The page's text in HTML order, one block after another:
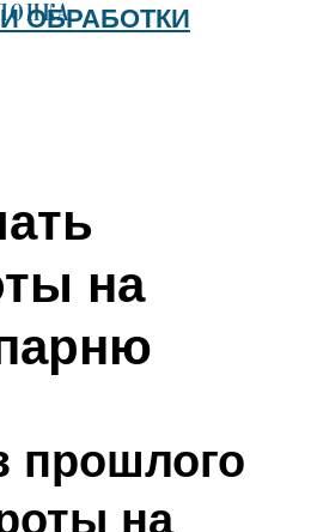
ОБРАБОТКИ
на
прошлого
на